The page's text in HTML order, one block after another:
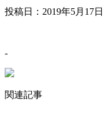
投稿日： 2019年5月17日
-
関連記事